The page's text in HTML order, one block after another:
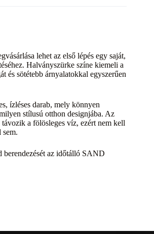
lehet az első lépés egy saját,
Halványszürke színe kiemeli a
és sötétebb árnyalatokkal egyszerűen
ízléses darab, mely könnyen
stílusú otthon designjába. Az
a fölösleges víz, ezért nem kell
sem.
berendezését az időtálló SAND